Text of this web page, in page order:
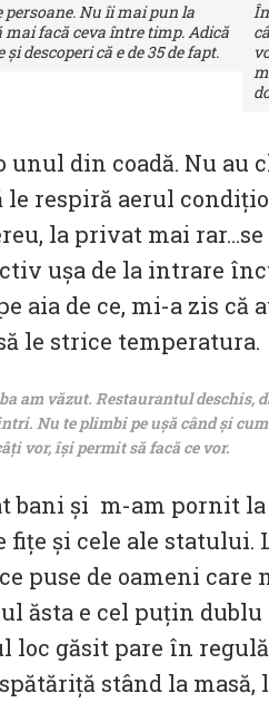
persoane. Nu îi mai pun la
facă ceva între timp. Adică
descoperi că e de 35 de fapt.
din coadă. Nu au
le respiră aerul
la privat mai
ușa de la intrare
aia de ce, mi-a zis că
le strice temperatura.
am văzut. Restaurantul deschis,
Nu te plimbi pe ușă când și
vor, își permit să facă ce vor.
bani și m-am pornit la
și cele ale statului.
puse de oameni
ăsta e cel puțin
loc găsit pare în
stând la